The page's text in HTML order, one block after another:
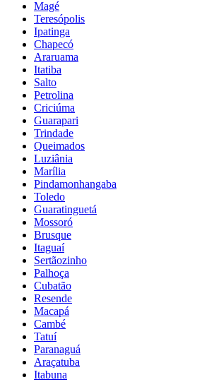
Magé
Teresópolis
Ipatinga
Chapecó
Araruama
Itatiba
Salto
Petrolina
Criciúma
Guarapari
Trindade
Queimados
Luziânia
Marília
Pindamonhangaba
Toledo
Guaratinguetá
Mossoró
Brusque
Itaguaí
Sertãozinho
Palhoça
Cubatão
Resende
Macapá
Cambé
Tatuí
Paranaguá
Araçatuba
Itabuna